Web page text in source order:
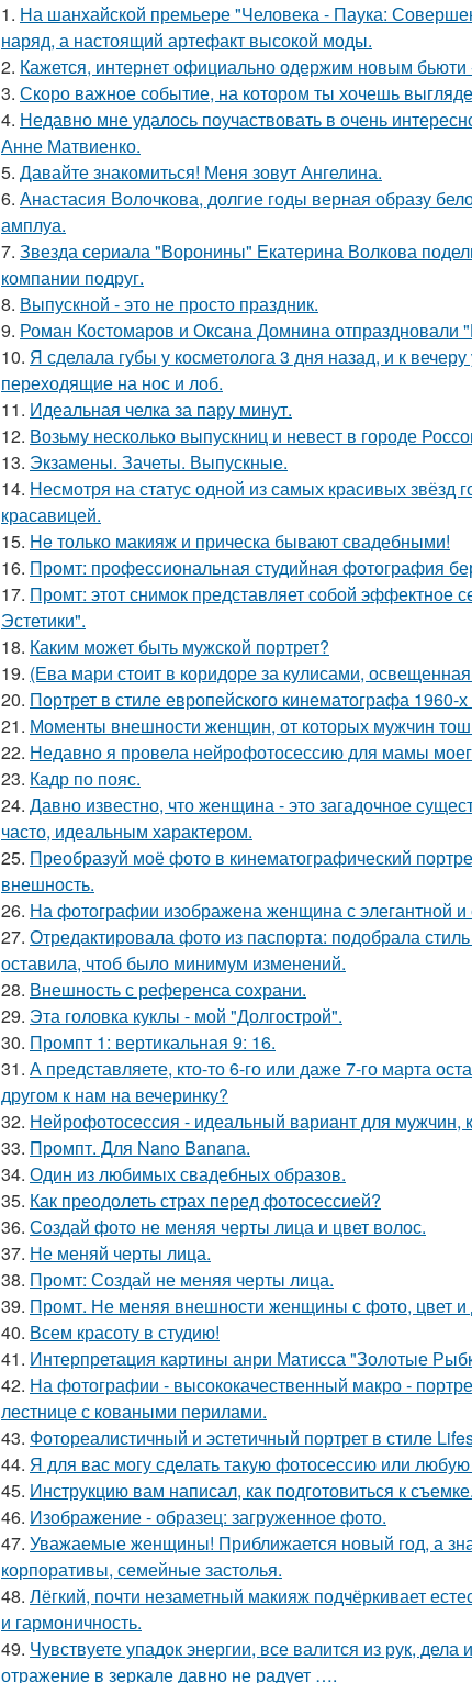
1. На шанхайской премьере "Человека - Паука:
наряд, а настоящий артефакт высокой моды.
2. Кажется, интернет официально одержим новым бьюти
3. Скоро важное событие, на котором ты хочешь
4. Недавно мне удалось поучаствовать в очень
Анне Матвиенко.
5. Давайте знакомиться! Меня зовут Ангелина.
6. Анастасия Волочкова, долгие годы верная образу
амплуа.
7. Звезда сериала "Воронины" Екатерина Волкова
компании подруг.
8. Выпускной - это не просто праздник.
9. Роман Костомаров и Оксана Домнина отпраздновали
10. Я сделала губы у косметолога 3 дня назад, и к
переходящие на нос и лоб.
11. Идеальная челка за пару минут.
12. Возьму несколько выпускниц и невест в городе
13. Экзамены. Зачеты. Выпускные.
14. Несмотря на статус одной из самых красивых звёзд
красавицей.
15. He только макияж и прическа бывают свадебными!
16. Промт: профессиональная студийная фотография
17. Промт: этот снимок представляет собой
Эстетики".
18. Каким может быть мужской портрет?
19. (Ева мари стоит в коридоре за кулисами,
20. Портрет в стиле европейского кинематографа 1960-
21. Моменты внешности женщин, от которых мужчин
22. Недавно я провела нейрофотосессию для мамы
23. Кадр по пояс.
24. Давно известно, что женщина - это загадочное
часто, идеальным характером.
25. Преобразуй моё фото в кинематографический
внешность.
26. На фотографии изображена женщина с элегантной
27. Отредактировала фото из паспорта: подобрала
оставила, чтоб было минимум изменений.
28. Внешность с референса сохрани.
29. Эта головка куклы - мой "Долгострой".
30. Промпт 1: вертикальная 9: 16.
31. А представляете, кто-то 6-го или даже 7-го марта
другом к нам на вечеринку?
32. Нейрофотосессия - идеальный вариант для мужчин,
33. Промпт. Для Nano Banana.
34. Один из любимых свадебных образов.
35. Как преодолеть страх перед фотосессией?
36. Создай фото не меняя черты лица и цвет волос.
37. Не меняй черты лица.
38. Промт: Создай не меняя черты лица.
39. Промт. Не меняя внешности женщины с фото, цвет и
40. Всем красоту в студию!
41. Интерпретация картины анри Матисса "Золотые
42. На фотографии - высококачественный макро -
лестнице с коваными перилами.
43. Фотореалистичный и эстетичный портрет в стиле
44. Я для вас могу сделать такую фотосессию или
45. Инструкцию вам написал, как подготовиться к съемке.
46. Изображение - образец: загруженное фото.
47. Уважаемые женщины! Приближается новый год, а
корпоративы, семейные застолья.
48. Лёгкий, почти незаметный макияж подчёркивает
и гармоничность.
49. Чувствуете упадок энергии, все валится из рук,
отражение в зеркале давно не радует ….